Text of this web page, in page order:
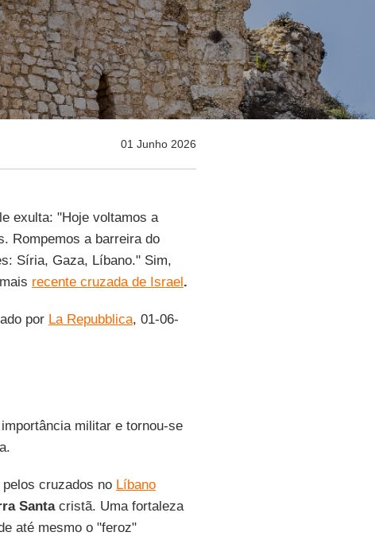
01 Junho 2026
exulta: "Hoje voltamos a
Rompemos a barreira do
Síria, Gaza, Líbano." Sim,
recente cruzada de Israel.
por La Repubblica, 01-06-
militar e tornou-se
cruzados no Líbano
Santacristã. Uma fortaleza
até mesmo o "feroz"